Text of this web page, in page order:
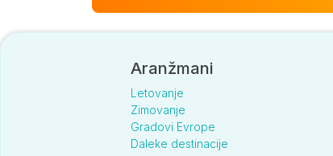
Aranžmani
Letovanje
Zimovanje
Gradovi Evrope
Daleke destinacije